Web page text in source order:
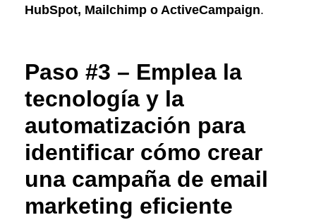
HubSpot, Mailchimp o ActiveCampaign.
Paso #3 – Emplea la
tecnología y la
automatización para
identificar cómo crear
una campaña de email
marketing eficiente